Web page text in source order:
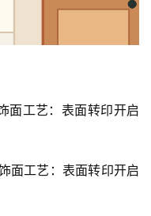
面工艺：表面转印开启
面工艺：表面转印开启